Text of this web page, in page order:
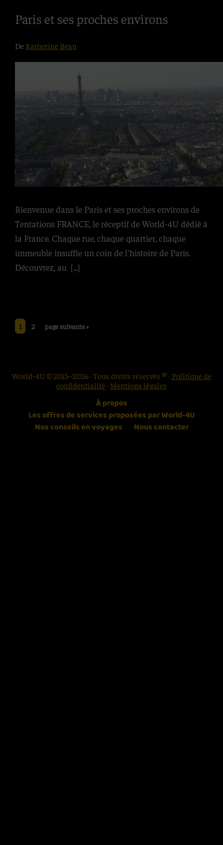
Paris et ses proches environs
De Katherine Beau
Bienvenue dans le Paris et ses proches environs de
Tentations FRANCE, le réceptif de World-4U dédié à
la France. Chaque rue, chaque quartier, chaque
immeuble insuffle un coin de l'histoire de Paris.
Découvrez, au [...]
Go
to
1
Go
2
Aller
page suivante »
World-4U © 2015–2026 · Tous droits réservés ® · Politique de
confidentialité · Mentions légales
À propos
Les offres de services proposées par World-4U
Nos conseils en voyages
Nous contacter